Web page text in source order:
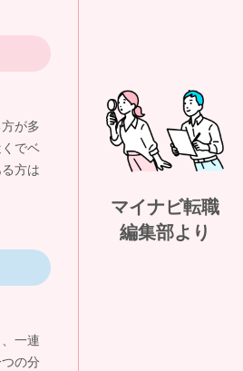
が多
でベ
方は
一連
の分
マイナビ転職
編集部より